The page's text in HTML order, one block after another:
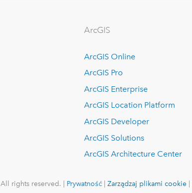
ArcGIS
ArcGIS Online
ArcGIS Pro
ArcGIS Enterprise
ArcGIS Location Platform
ArcGIS Developer
ArcGIS Solutions
ArcGIS Architecture Center
All rights reserved. | Prywatność |Zarządzaj plikami cookie